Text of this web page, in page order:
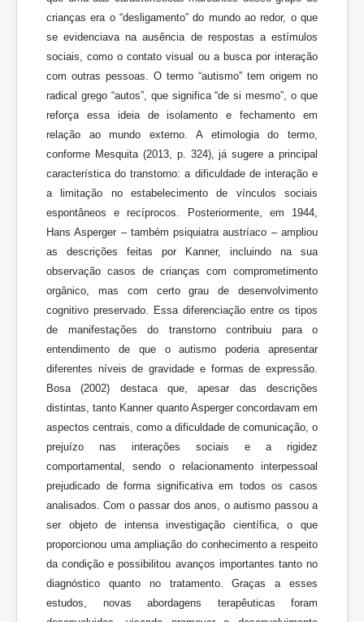
crianças era o “desligamento” do mundo ao redor, o que
se evidenciava na ausência de respostas a estímulos
sociais, como o contato visual ou a busca por interação
com outras pessoas. O termo “autismo” tem origem no
radical grego “autos”, que significa “de si mesmo”, o que
reforça essa ideia de isolamento e fechamento em
relação ao mundo externo. A etimologia do termo,
conforme Mesquita (2013, p. 324), já sugere a principal
característica do transtorno: a dificuldade de interação e
a limitação no estabelecimento de vínculos sociais
espontâneos e recíprocos. Posteriormente, em 1944,
Hans Asperger – também psiquiatra austríaco – ampliou
as descrições feitas por Kanner, incluindo na sua
observação casos de crianças com comprometimento
orgânico, mas com certo grau de desenvolvimento
cognitivo preservado. Essa diferenciação entre os tipos
de manifestações do transtorno contribuiu para o
entendimento de que o autismo poderia apresentar
diferentes níveis de gravidade e formas de expressão.
Bosa (2002) destaca que, apesar das descrições
distintas, tanto Kanner quanto Asperger concordavam em
aspectos centrais, como a dificuldade de comunicação, o
prejuízo nas interações sociais e a rigidez
comportamental, sendo o relacionamento interpessoal
prejudicado de forma significativa em todos os casos
analisados. Com o passar dos anos, o autismo passou a
ser objeto de intensa investigação científica, o que
proporcionou uma ampliação do conhecimento a respeito
da condição e possibilitou avanços importantes tanto no
diagnóstico quanto no tratamento. Graças a esses
estudos, novas abordagens terapêuticas foram